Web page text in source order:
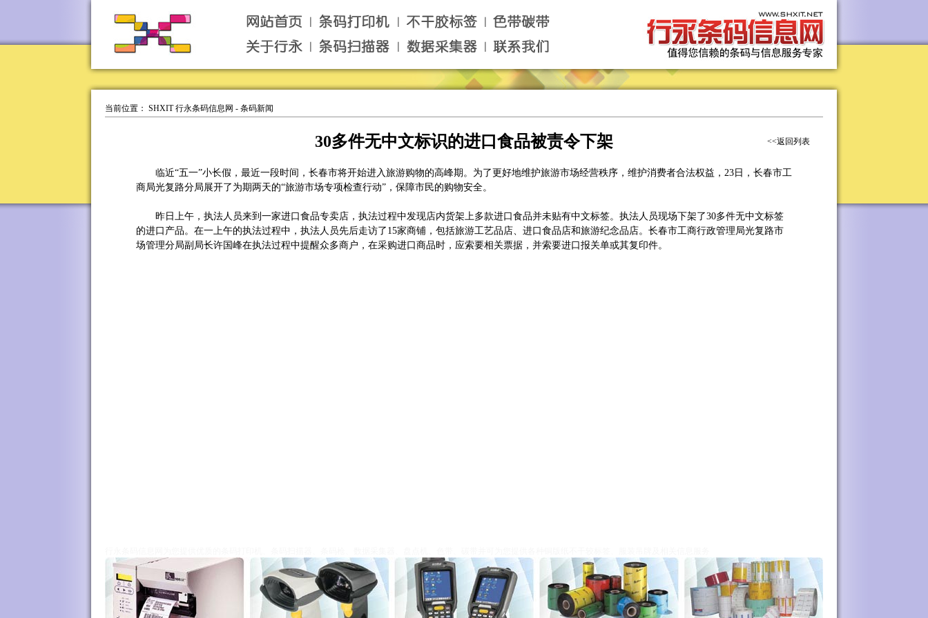
当前位置： SHXIT 行永条码信息网 - 条码新闻
30多件无中文标识的进口食品被责令下架 <<返回列表
临近“五一”小长假，最近一段时间，长春市将开始进入旅游购物的高峰期。为了更好地维护旅游市场经营秩序，维护消费者合法权益，23日，长春市工
商局光复路分局展开了为期两天的“旅游市场专项检查行动”，保障市民的购物安全。
昨日上午，执法人员来到一家进口食品专卖店，执法过程中发现店内货架上多款进口食品并未贴有中文标签。执法人员现场下架了30多件无中文标签
的进口产品。在一上午的执法过程中，执法人员先后走访了15家商铺，包括旅游工艺品店、进口食品店和旅游纪念品店。长春市工商行政管理局光复路市
场管理分局副局长许国峰在执法过程中提醒众多商户，在采购进口商品时，应索要相关票据，并索要进口报关单或其复印件。